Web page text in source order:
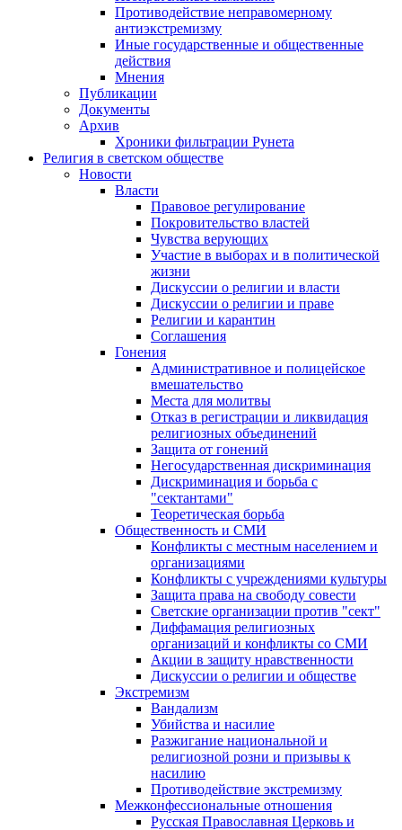
Противодействие неправомерному
антиэкстремизму
Иные государственные и общественные
действия
Мнения
Публикации
Документы
Архив
Хроники фильтрации Рунета
Религия в светском обществе
Новости
Власти
Правовое регулирование
Покровительство властей
Чувства верующих
Участие в выборах и в политической
жизни
Дискуссии о религии и власти
Дискуссии о религии и праве
Религии и карантин
Соглашения
Гонения
Административное и полицейское
вмешательство
Места для молитвы
Отказ в регистрации и ликвидация
религиозных объединений
Защита от гонений
Негосударственная дискриминация
Дискриминация и борьба с
"сектантами"
Теоретическая борьба
Общественность и СМИ
Конфликты с местным населением и
организациями
Конфликты с учреждениями культуры
Защита права на свободу совести
Светские организации против "сект"
Диффамация религиозных
организаций и конфликты со СМИ
Акции в защиту нравственности
Дискуссии о религии и обществе
Экстремизм
Вандализм
Убийства и насилие
Разжигание национальной и
религиозной розни и призывы к
насилию
Противодействие экстремизму
Межконфессиональные отношения
Русская Православная Церковь и